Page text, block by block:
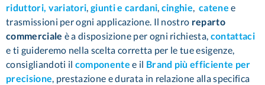
riduttori, variatori,giunti e cardani, cinghie,catene e
trasmissioni per ogni applicazione. Il nostro reparto
commerciale è a disposizione per ogni richiesta, contattaci
e ti guideremo nella scelta corretta per le tue esigenze,
consigliandoti il componente e il Brand più efficiente per
precisione, prestazione e durata in relazione alla specifica